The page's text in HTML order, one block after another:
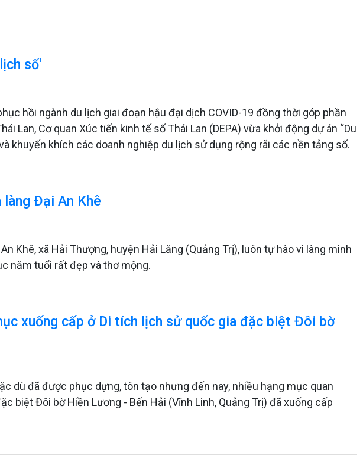
số'
hồi ngành du lịch giai đoạn hậu đại dịch COVID-19 đồng thời góp phần
Lan, Cơ quan Xúc tiến kinh tế số Thái Lan (DEPA) vừa khởi động dự án “Du
khuyến khích các doanh nghiệp du lịch sử dụng rộng rãi các nền tảng số.
làng Đại An Khê
Khê, xã Hải Thượng, huyện Hải Lăng (Quảng Trị), luôn tự hào vì làng mình
năm tuổi rất đẹp và thơ mộng.
xuống cấp ở Di tích lịch sử quốc gia đặc biệt Đôi bờ
dù đã được phục dựng, tôn tạo nhưng đến nay, nhiều hạng mục quan
biệt Đôi bờ Hiền Lương - Bến Hải (Vĩnh Linh, Quảng Trị) đã xuống cấp